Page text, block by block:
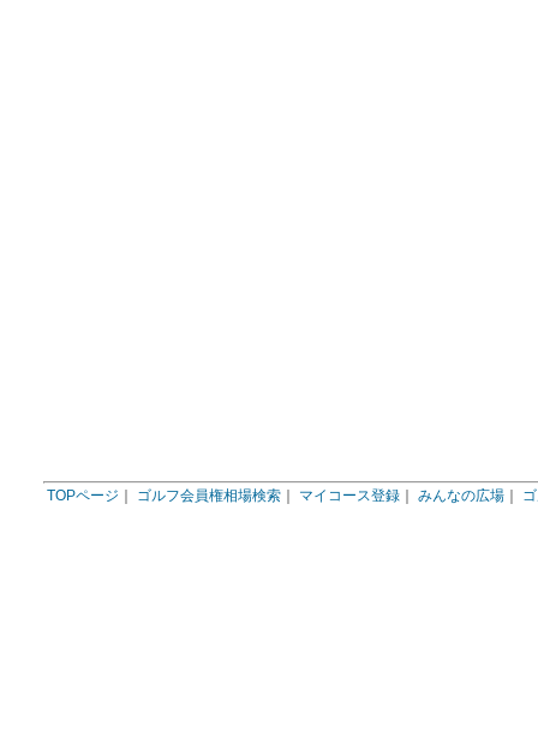
TOPページ ゴルフ会員権相場検索｜ マイコース登録｜ みんなの広場｜